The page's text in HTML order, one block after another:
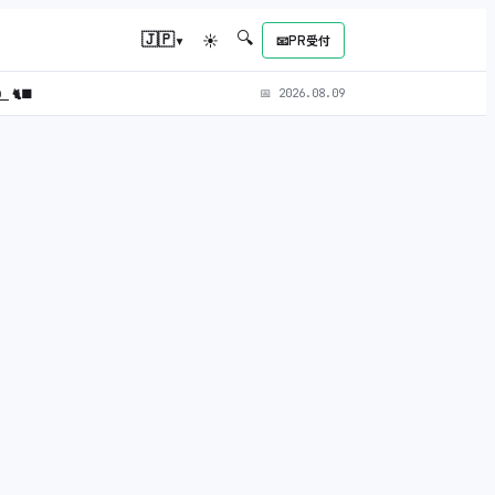
🇯🇵▾ ☀ 🔍 📧PR受付
🐈‍⬛ 📅 2026.08.09